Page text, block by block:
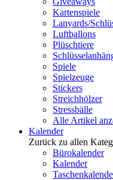
Kartenspiele
Lanyards/
Luftballons
Plüschtiere
Spiele
Spielzeuge
Stickers
Streichhölzer
Stressbälle
Alle Artikel
Kalender
Zurück zu allen
Bürokalender
Kalender